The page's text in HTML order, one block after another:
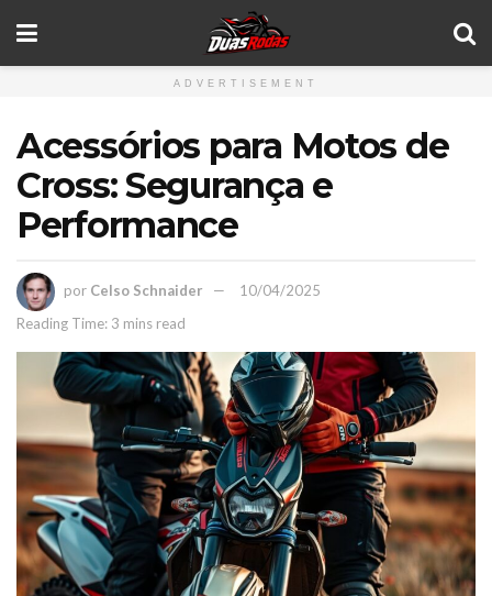
ADVERTISEMENT
Acessórios para Motos de
Cross: Segurança e
Performance
por Celso Schnaider
10/04/2025
Reading Time: 3 mins read